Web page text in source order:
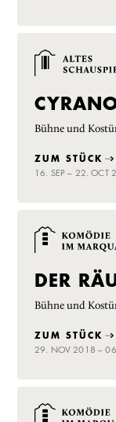
Bühne und
ZUM STÜCK
16. SEP – 22. OCT
DER
Bühne und
ZUM STÜCK
29. NOV 2018 –